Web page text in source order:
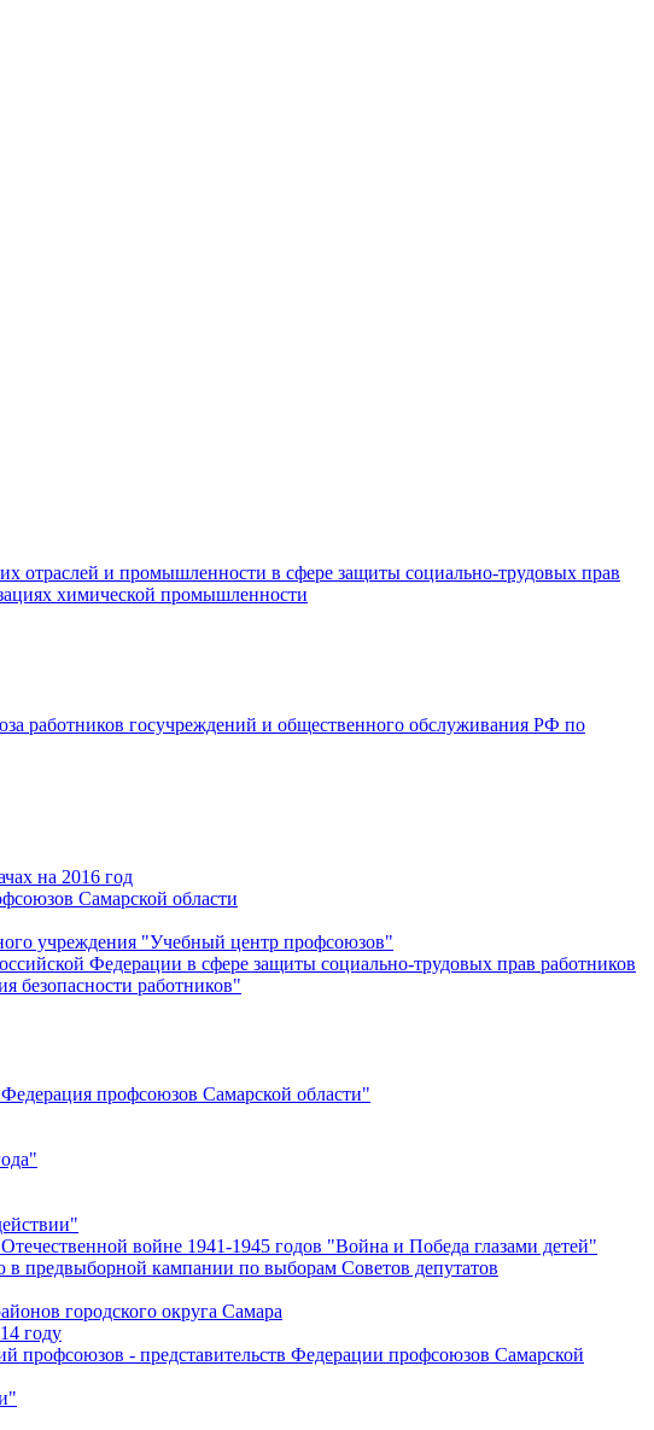
отраслей и промышленности в сфере защиты социально-трудовых прав
химической промышленности
работников госучреждений и общественного обслуживания РФ по
на 2016 год
Самарской области
учреждения "Учебный центр профсоюзов"
Федерации в сфере защиты социально-трудовых прав работников
безопасности работников"
профсоюзов Самарской области"
войне 1941-1945 годов "Война и Победа глазами детей"
предвыборной кампании по выборам Советов депутатов
городского округа Самара
году
профсоюзов - представительств Федерации профсоюзов Самарской